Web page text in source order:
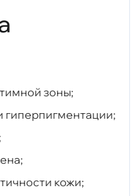
зоны;
кожи;